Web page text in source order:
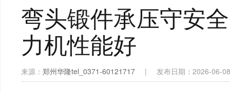
弯头锻件承压守安
力机性能好
来源： 郑州华隆tel_0371-60121717 | 发布日期：2026-06-08